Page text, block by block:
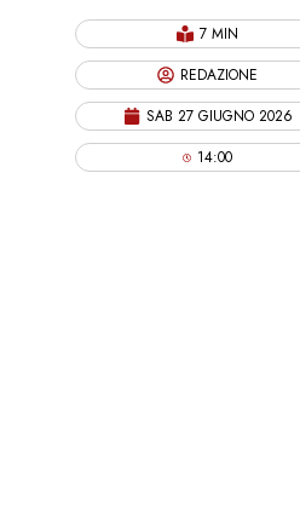
7 MIN
REDAZIONE
SAB 27 GIUGNO 2026
14:00